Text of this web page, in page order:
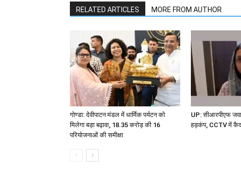
RELATED ARTICLES MORE FROM AUTHOR
गोण्डा: देवीपाटन मंडल में धार्मिक पर्यटन को
मिलेगा बड़ा बढ़ावा, 18.35 करोड़ की 16
परियोजनाओं की समीक्षा
UP: सीआरपीएफ
हड़कंप, CCTV में कैद